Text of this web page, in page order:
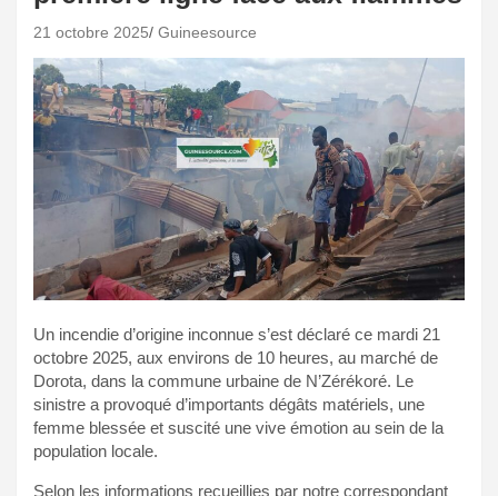
21 octobre 2025 Guineesource
Un incendie d’origine inconnue s’est déclaré ce mardi 21
octobre 2025, aux environs de 10 heures, au marché de
Dorota, dans la commune urbaine de N’Zérékoré. Le
sinistre a provoqué d’importants dégâts matériels, une
femme blessée et suscité une vive émotion au sein de la
population locale.
Selon les informations recueillies par notre correspondant